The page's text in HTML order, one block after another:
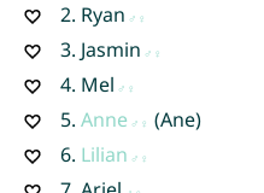
2. Ryan
3. Jasmin
4. Mel
5. Anne
(Ane)
6. Lilian